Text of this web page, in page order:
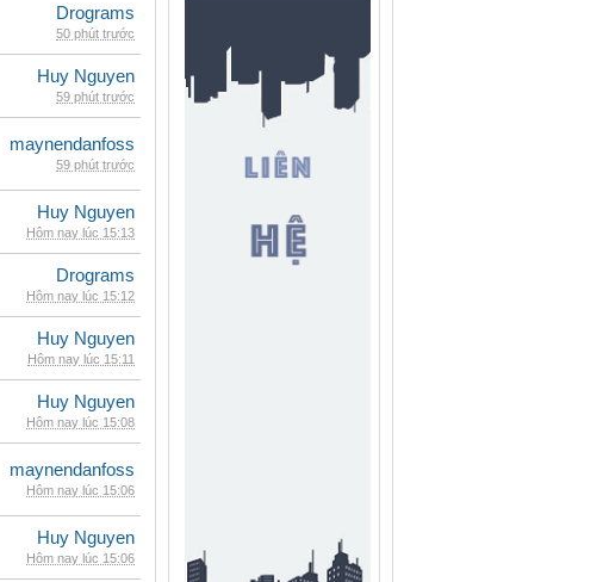
Drograms
50 phút trước
Huy Nguyen
59 phút trước
maynendanfoss
59 phút trước
Huy Nguyen
Hôm nay lúc 15:13
Drograms
Hôm nay lúc 15:12
Huy Nguyen
Hôm nay lúc 15:11
Huy Nguyen
Hôm nay lúc 15:08
maynendanfoss
Hôm nay lúc 15:06
Huy Nguyen
Hôm nay lúc 15:06